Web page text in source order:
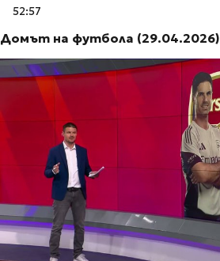
52:57
Домът на футбола (29.04.2026)